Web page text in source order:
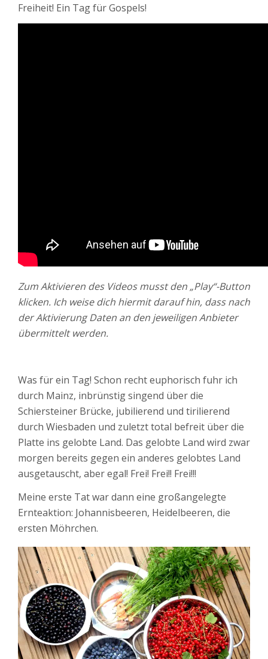
Freiheit! Ein Tag für Gospels!
Zum Aktivieren des Videos musst den „Play“-Button
klicken. Ich weise dich hiermit darauf hin, dass nach
der Aktivierung Daten an den jeweiligen Anbieter
übermittelt werden.
Was für ein Tag! Schon recht euphorisch fuhr ich
durch Mainz, inbrünstig singend über die
Schiersteiner Brücke, jubilierend und tirilierend
durch Wiesbaden und zuletzt total befreit über die
Platte ins gelobte Land. Das gelobte Land wird zwar
morgen bereits gegen ein anderes gelobtes Land
ausgetauscht, aber egal! Frei! Frei!! Frei!!!
Meine erste Tat war dann eine großangelegte
Ernteaktion: Johannisbeeren, Heidelbeeren, die
ersten Möhrchen.